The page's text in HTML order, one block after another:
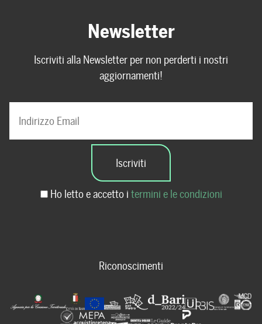
Newsletter
Iscriviti alla Newsletter per non perderti i nostri
aggiornamenti!
Ho letto e accetto i termini e le condizioni
Riconoscimenti